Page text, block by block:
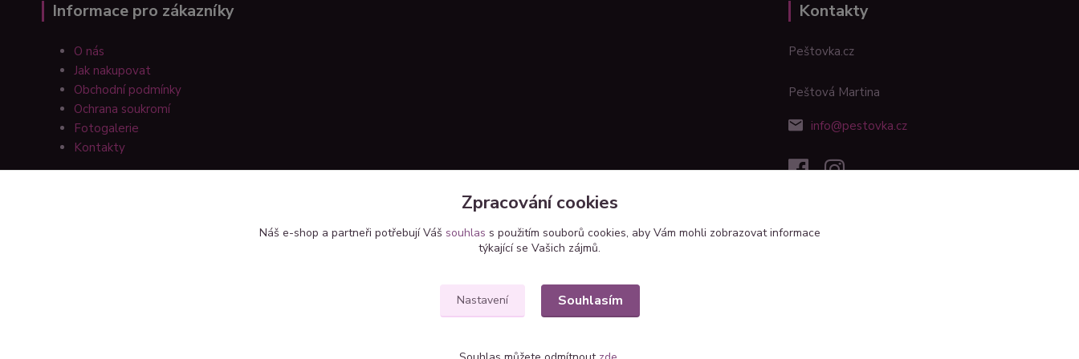
Informace pro zákazníky
O nás
Jak nakupovat
Obchodní podmínky
Ochrana soukromí
Fotogalerie
Kontakty
Kontakty
Peštovka.cz
Peštová Martina
info@pestovka.cz
Upravit sběr cookies.
Zpracování cookies
Náš e-shop a partneři potřebují Váš souhlas s použitím souborů cookies, aby Vám mohli zobrazovat informace
týkající se Vašich zájmů.
Nastavení Souhlasím